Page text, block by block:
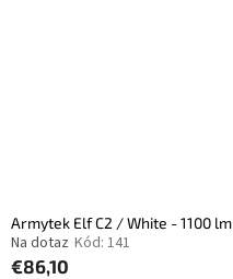
Armytek Elf C2 / White - 1100
Na dotaz Kód: 141
€86,10